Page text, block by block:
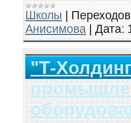
Школы
Анисимова
Дата:
"Т-